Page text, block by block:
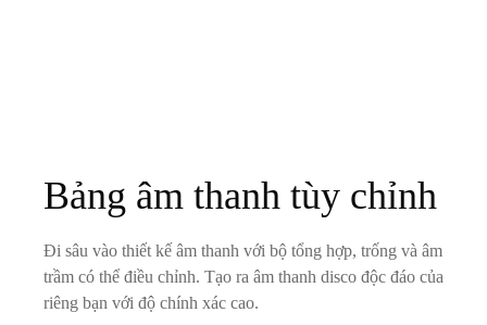
Bảng âm thanh tùy chỉnh
Đi sâu vào thiết kế âm thanh với bộ tổng hợp, trống và âm
trầm có thể điều chỉnh. Tạo ra âm thanh disco độc đáo của
riêng bạn với độ chính xác cao.